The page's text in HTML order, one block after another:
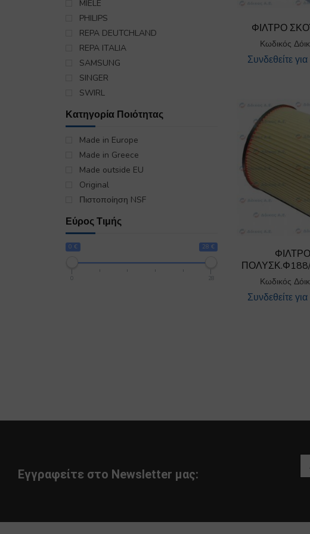
MIELE
PHILIPS
REPA DEUTCHLAND
REPA ITALIA
SAMSUNG
SINGER
SWIRL
Κατηγορία Ποιότητας
Made in Europe
Made in Greece
Made outside EU
Original
Πιστοποίηση NSF
Εύρος Τιμής
0 € 28 €
28
ΦΙΛΤΡΟ
Κωδικός
Συνδεθείτε
Κωδικός
Συνδεθείτε
Εγγραφείτε στο Newsletter μας: